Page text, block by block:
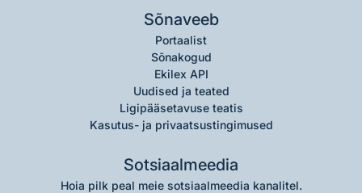
Sõnaveeb
Portaalist
Sõnakogud
Ekilex API
Uudised ja teated
Ligipääsetavuse teatis
Kasutus- ja privaatsustingimused
Sotsiaalmeedia
Hoia pilk peal meie sotsiaalmeedia kanalitel.